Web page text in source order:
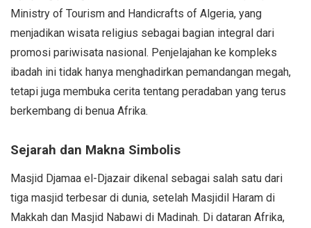
Ministry of Tourism and Handicrafts of Algeria, yang
menjadikan wisata religius sebagai bagian integral dari
promosi pariwisata nasional. Penjelajahan ke kompleks
ibadah ini tidak hanya menghadirkan pemandangan megah,
tetapi juga membuka cerita tentang peradaban yang terus
berkembang di benua Afrika.
Sejarah dan Makna Simbolis
Masjid Djamaa el-Djazair dikenal sebagai salah satu dari
tiga masjid terbesar di dunia, setelah Masjidil Haram di
Makkah dan Masjid Nabawi di Madinah. Di dataran Afrika,